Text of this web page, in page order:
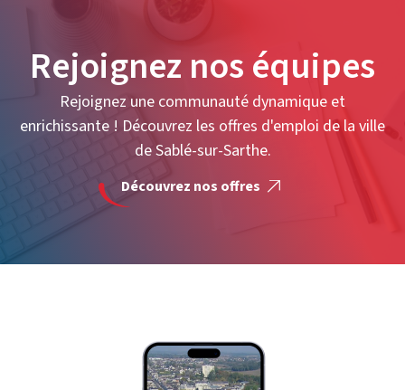
Rejoignez nos équipes
Rejoignez une communauté dynamique et
enrichissante ! Découvrez les offres d'emploi de la ville
de Sablé-sur-Sarthe.
Découvrez nos offres